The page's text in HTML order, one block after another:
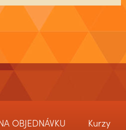
OBJEDNÁVKU
Kurzy